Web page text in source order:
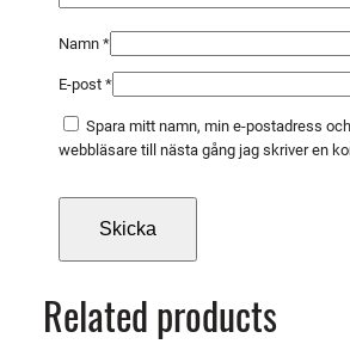
Namn *
E-post *
Spara mitt namn, min e-postadress
webbläsare till nästa gång jag skriver en
Related products